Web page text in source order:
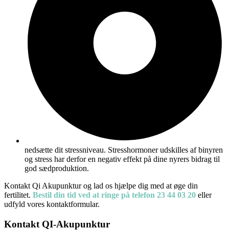
nedsætte dit stressniveau. Stresshormoner udskilles af binyren
og stress har derfor en negativ effekt på dine nyrers bidrag til
god sædproduktion.
Kontakt Qi Akupunktur og lad os hjælpe dig med at øge din
fertilitet. Bestil din tid ved at ringe på telefon 23 44 03 20 eller
udfyld vores kontaktformular.
Kontakt QI-Akupunktur